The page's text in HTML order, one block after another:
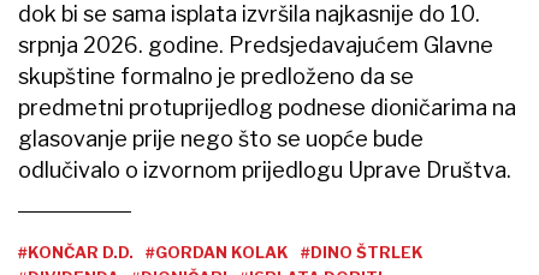
dok bi se sama isplata izvršila najkasnije do 10.
srpnja 2026. godine. Predsjedavajućem Glavne
skupštine formalno je predloženo da se
predmetni protuprijedlog podnese dioničarima na
glasovanje prije nego što se uopće bude
odlučivalo o izvornom prijedlogu Uprave Društva.
#KONČAR D.D. #GORDAN KOLAK
#DINO ŠTRLEK